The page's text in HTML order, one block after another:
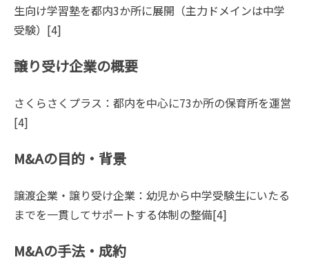
生向け学習塾を都内3か所に展開（主力ドメインは中学
受験）[4]
譲り受け企業の概要
さくらさくプラス：都内を中心に73か所の保育所を運営
[4]
M&Aの目的・背景
譲渡企業・譲り受け企業：幼児から中学受験生にいたる
までを一貫してサポートする体制の整備[4]
M&Aの手法・成約